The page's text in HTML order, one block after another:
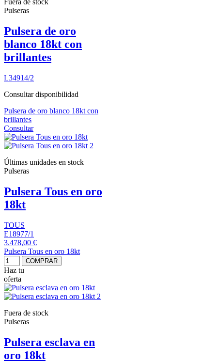
Fuera de stock
Pulseras
Pulsera de oro
blanco 18kt con
brillantes
L34914/2
Consultar disponibilidad
Pulsera de oro blanco 18kt con
brillantes
Consultar
Últimas unidades en stock
Pulseras
Pulsera Tous en oro
18kt
TOUS
E18977/1
3.478,00 €
Pulsera Tous en oro 18kt
COMPRAR
Haz tu
oferta
Fuera de stock
Pulseras
Pulsera esclava en
oro 18kt